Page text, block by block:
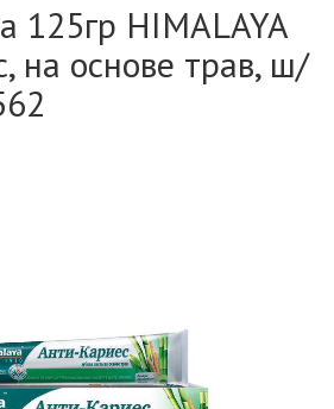
125гр HIMALAYA
на основе трав, ш/